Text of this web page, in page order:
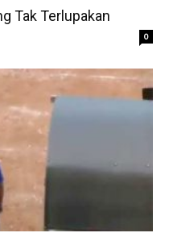
Tak Terlupakan
0